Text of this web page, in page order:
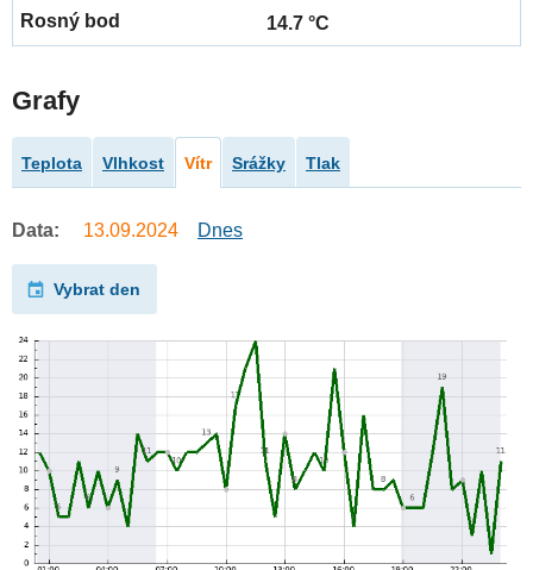
14.7 °C
Grafy
Teplota Vlhkost Vítr Srážky Tlak
Data: 13.09.2024 Dnes
Vybrat den